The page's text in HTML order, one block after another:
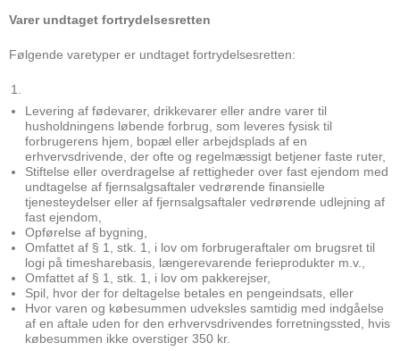
Varer undtaget fortrydelsesretten
Følgende varetyper er undtaget fortrydelsesretten:
Levering af fødevarer, drikkevarer eller andre varer til
husholdningens løbende forbrug, som leveres fysisk til
forbrugerens hjem, bopæl eller arbejdsplads af en
erhvervsdrivende, der ofte og regelmæssigt betjener faste ruter,
Stiftelse eller overdragelse af rettigheder over fast ejendom med
undtagelse af fjernsalgsaftaler vedrørende finansielle
tjenesteydelser eller af fjernsalgsaftaler vedrørende udlejning af
fast ejendom,
Opførelse af bygning,
Omfattet af § 1, stk. 1, i lov om forbrugeraftaler om brugsret til
logi på timesharebasis, længerevarende ferieprodukter m.v.,
Omfattet af § 1, stk. 1, i lov om pakkerejser,
Spil, hvor der for deltagelse betales en pengeindsats, eller
Hvor varen og købesummen udveksles samtidig med indgåelse
af en aftale uden for den erhvervsdrivendes forretningssted, hvis
købesummen ikke overstiger 350 kr.